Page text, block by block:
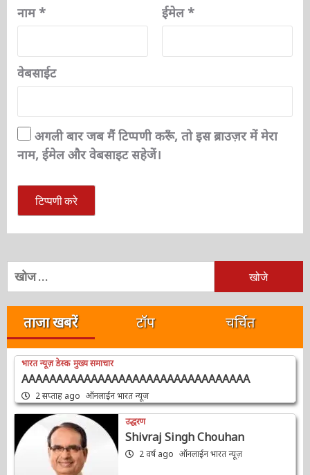
नाम* ईमेल*
वेबसाईट
अगली बार जब मैं टिप्पणी करूँ, तो इस ब्राउज़र में मेरा
नाम, ईमेल और वेबसाइट सहेजें।
निम्न
को
खोजें:
ताजा खबरें टॉप चर्चित
भारत न्यूज़ डेस्क मुख्य समाचार
AAAAAAAAAAAAAAAAAAAAAAAAAAAAAAAAA
2 सप्ताह ago ऑनलाईन भारत न्यूज़
उद्धरण
Shivraj Singh Chouhan
2 वर्ष ago ऑनलाईन भारत न्यूज़